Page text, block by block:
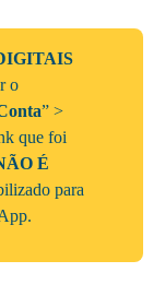
o
” >
que foi
É
para